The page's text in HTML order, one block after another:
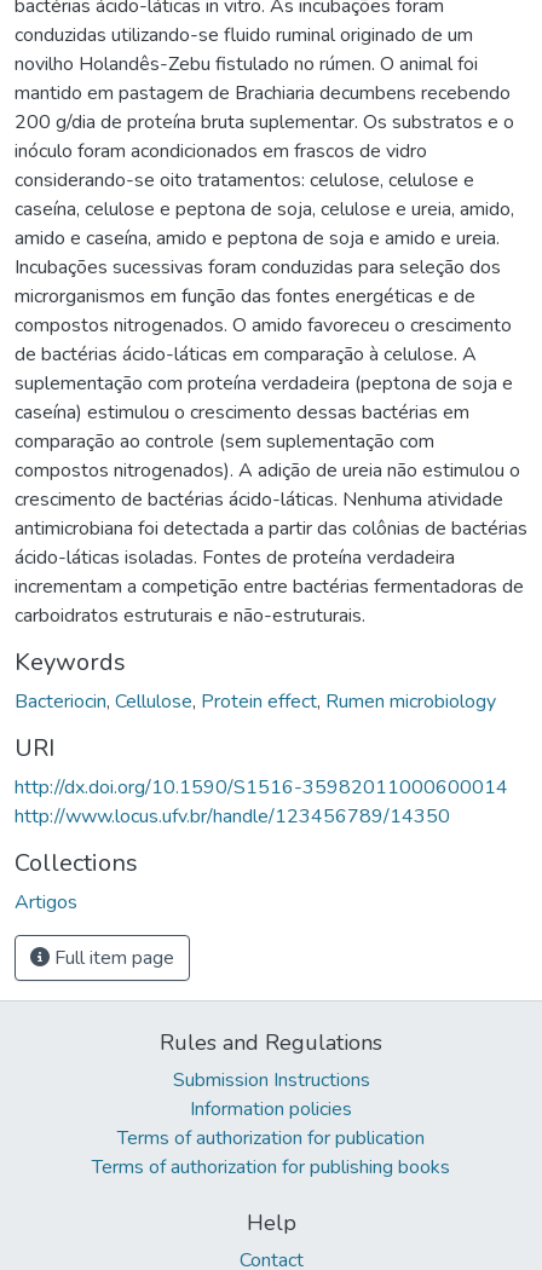
bactérias ácido-láticas in vitro. As incubações foram
conduzidas utilizando-se fluido ruminal originado de um
novilho Holandês-Zebu fistulado no rúmen. O animal foi
mantido em pastagem de Brachiaria decumbens recebendo
200 g/dia de proteína bruta suplementar. Os substratos e o
inóculo foram acondicionados em frascos de vidro
considerando-se oito tratamentos: celulose, celulose e
caseína, celulose e peptona de soja, celulose e ureia, amido,
amido e caseína, amido e peptona de soja e amido e ureia.
Incubações sucessivas foram conduzidas para seleção dos
microrganismos em função das fontes energéticas e de
compostos nitrogenados. O amido favoreceu o crescimento
de bactérias ácido-láticas em comparação à celulose. A
suplementação com proteína verdadeira (peptona de soja e
caseína) estimulou o crescimento dessas bactérias em
comparação ao controle (sem suplementação com
compostos nitrogenados). A adição de ureia não estimulou o
crescimento de bactérias ácido-láticas. Nenhuma atividade
antimicrobiana foi detectada a partir das colônias de bactérias
ácido-láticas isoladas. Fontes de proteína verdadeira
incrementam a competição entre bactérias fermentadoras de
carboidratos estruturais e não-estruturais.
Keywords
Bacteriocin, Cellulose, Protein effect, Rumen microbiology
URI
http://dx.doi.org/10.1590/S1516-35982011000600014
http://www.locus.ufv.br/handle/123456789/14350
Collections
Artigos
Full item page
Rules and Regulations
Submission Instructions
Information policies
Terms of authorization for publication
Terms of authorization for publishing books
Help
Contact